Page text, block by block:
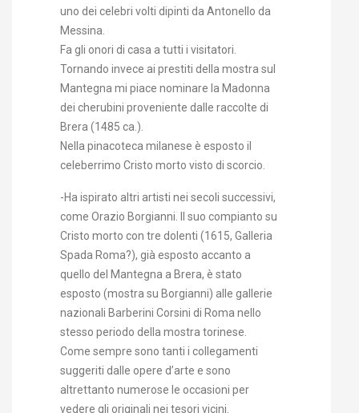
uno dei celebri volti dipinti da Antonello da
Messina.
Fa gli onori di casa a tutti i visitatori.
Tornando invece ai prestiti della mostra sul
Mantegna mi piace nominare la Madonna
dei cherubini proveniente dalle raccolte di
Brera (1485 ca.).
Nella pinacoteca milanese è esposto il
celeberrimo Cristo morto visto di scorcio.
-Ha ispirato altri artisti nei secoli successivi,
come Orazio Borgianni. Il suo compianto su
Cristo morto con tre dolenti (1615, Galleria
Spada Roma?), già esposto accanto a
quello del Mantegna a Brera, è stato
esposto (mostra su Borgianni) alle gallerie
nazionali Barberini Corsini di Roma nello
stesso periodo della mostra torinese.
Come sempre sono tanti i collegamenti
suggeriti dalle opere d’arte e sono
altrettanto numerose le occasioni per
vedere gli originali nei tesori vicini.